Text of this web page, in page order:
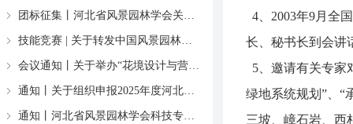
4、2003年9月全
长、秘书长到会讲
5、邀请有关专家
绿地系统规划”、“
三坡、嶂石岩、西
ꁇ 团标征集丨河北省风景园林学会关于2026年度团体标准征集工作的通知
ꁇ 技能竞赛 | 关于转发中国风景园林学会2026年“原野杯”全国园林绿化职业技能竞赛【补充通知】
ꁇ 会议通知丨关于举办“花境设计与营造研讨会”的通知
ꁇ 通知丨关于组织申报2025年度河北省建设科技计划项目的通知
ꁇ 通知丨河北省风景园林学会科技专业委员会关于2025年度团体标准征集工作的通知